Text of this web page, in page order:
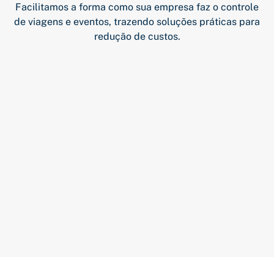
Facilitamos a forma como sua empresa faz o controle
de viagens e eventos, trazendo soluções práticas para
redução de custos.